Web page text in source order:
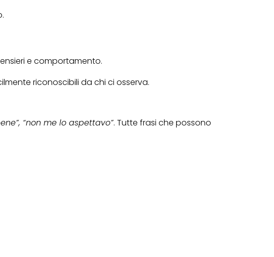
e comportamento.
riconoscibili da chi ci osserva.
“non me lo aspettavo”. Tutte frasi che possono